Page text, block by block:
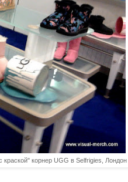
корнер UGG в Selfrigies, Лондон